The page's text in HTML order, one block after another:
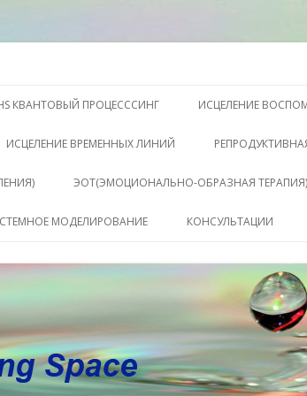
КВАНТОВЫЙ ПРОЦЕСССИНГ ИСЦЕЛЕНИЕ
ИСЦЕЛЕНИЕ ВРЕМЕННЫХ ЛИНИЙ
ЭОТ(ЭМОЦИОНАЛЬНО-ОБРАЗНАЯ ТЕРАПИЯ)
МОДЕЛИРОВАНИЕ КОНСУЛЬТАЦИИ
ПАКЕТ СЕССИЙ И
КОНСУЛЬТАЦИЙ
СОПРОВОЖДЕНИЕ
КОУЧИНГ ДО